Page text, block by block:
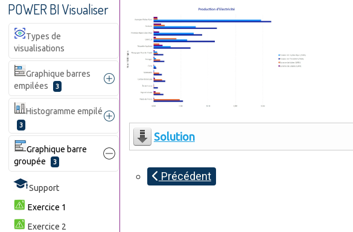
POWER BI Visualiser
Types de
visualisations
Graphique barres
empilées
3
Histogramme empilé
3
Graphique barre
groupée
3
Support
Exercice 1
Exercice 2
Solution
Précédent